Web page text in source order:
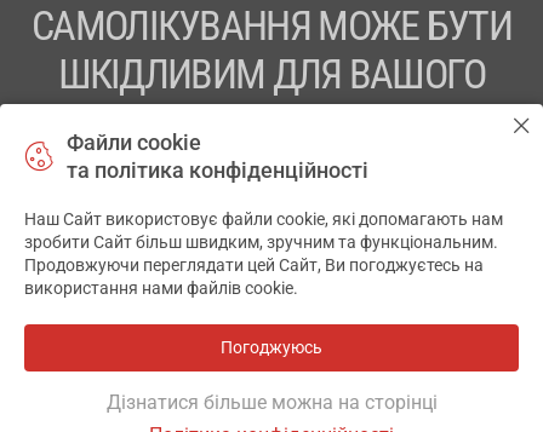
САМОЛІКУВАННЯ МОЖЕ БУТИ
ШКІДЛИВИМ ДЛЯ ВАШОГО
ПЕРЕД ЗАСТОСУВАННЯМ ПРЕПАРАТУ ПРОКОНСУЛЬТУЙТЕСЬ
ТОВ «АПТЕКА 911.ЮА» Код ЄДРПОУ 43631965.
Відмова від відповідальності
© 2014-2026. Медична інформаційна система АПТЕКА911.ЮА
Файли cookie
та політика конфіденційності
Наш Сайт використовує файли cookie, які допомагають нам
зробити Сайт більш швидким, зручним та функціональним.
Продовжуючи переглядати цей Сайт, Ви погоджуєтесь на
використання нами файлів cookie.
Погоджуюсь
Дізнатися більше можна на сторінці
✕